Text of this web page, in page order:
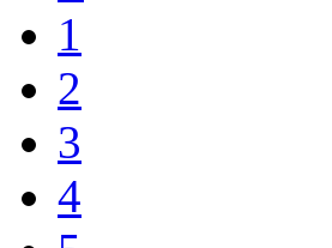
1
2
3
4